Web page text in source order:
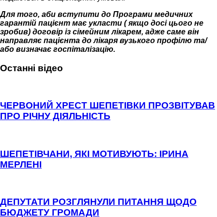
Для того, аби вступити до Програми медичних
гарантій пацієнт має укласти ( якщо досі цього не
зробив) договір із сімейним лікарем, адже саме він
направляє пацієнта до лікаря вузького профілю та/
або визначає госпіталізацію.
Останні відео
ЧЕРВОНИЙ ХРЕСТ ШЕПЕТІВКИ ПРОЗВІТУВАВ
ПРО РІЧНУ ДІЯЛЬНІСТЬ
ШЕПЕТІВЧАНИ, ЯКІ МОТИВУЮТЬ: ІРИНА
МЕРЛЕНІ
ДЕПУТАТИ РОЗГЛЯНУЛИ ПИТАННЯ ЩОДО
БЮДЖЕТУ ГРОМАДИ